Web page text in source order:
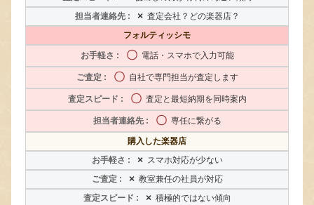
× 査定会社？どの楽器店？
フォルティッシモ
〇 電話・スマホで入力可能
〇 自社で専門担当が査定します
〇 査定と最短納期を同時案内
〇 専任に繋がる
購入した楽器店
× スマホ対応が少ない
× 教室兼任の社員が対応
× 積極的ではない傾向